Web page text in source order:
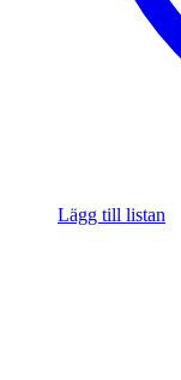
Lägg till listan